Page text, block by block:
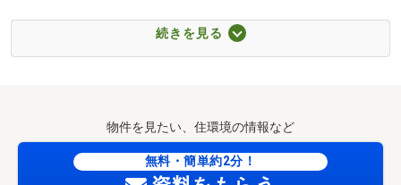
お客様のご都合に合わせて、
「知りたい情報だけ」という
■現地/物件見学(30分～)
■ご希望条件のご相談(30分～)
■資金計画のご相談(30分～)
続きを見る
物件を見たい、住環境の情報など
無料・簡単約2分！